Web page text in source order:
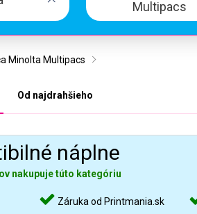
Multipacs
Minolta Multipacs
Od najdrahšieho
náplne
nakupuje túto kategóriu
Záruka od Printmania.sk